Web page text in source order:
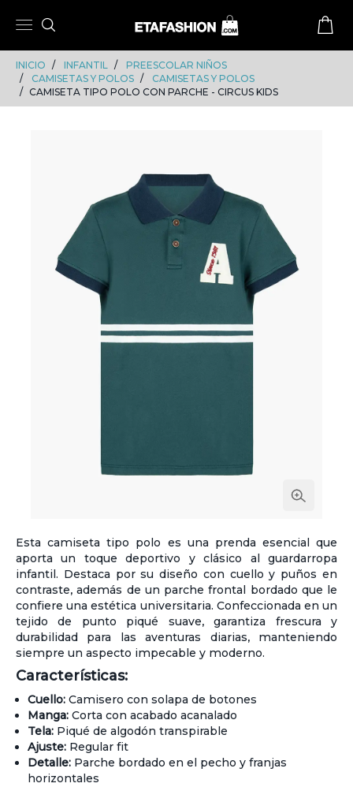
INICIO INFANTIL
PREESCOLAR NIÑOS
CAMISETAS Y POLOS
CAMISETAS Y POLOS
CAMISETA TIPO POLO CON PARCHE - CIRCUS KIDS
Esta camiseta tipo polo es una prenda esencial que
aporta un toque deportivo y clásico al guardarropa
infantil. Destaca por su diseño con cuello y puños en
contraste, además de un parche frontal bordado que le
confiere una estética universitaria. Confeccionada en un
tejido de punto piqué suave, garantiza frescura y
durabilidad para las aventuras diarias, manteniendo
siempre un aspecto impecable y moderno.
Características:
Cuello: Camisero con solapa de botones
Manga: Corta con acabado acanalado
Tela: Piqué de algodón transpirable
Ajuste: Regular fit
Detalle: Parche bordado en el pecho y franjas
horizontales